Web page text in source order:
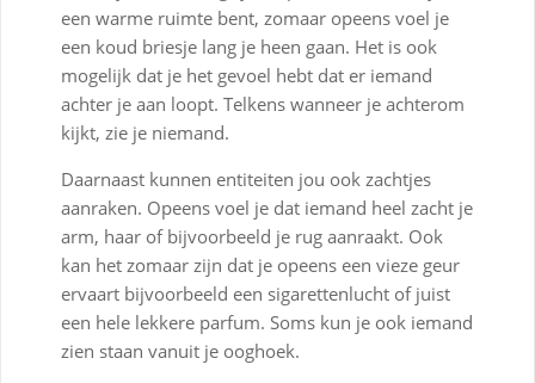
een warme ruimte bent, zomaar opeens voel je
een koud briesje lang je heen gaan. Het is ook
mogelijk dat je het gevoel hebt dat er iemand
achter je aan loopt. Telkens wanneer je achterom
kijkt, zie je niemand.
Daarnaast kunnen entiteiten jou ook zachtjes
aanraken. Opeens voel je dat iemand heel zacht je
arm, haar of bijvoorbeeld je rug aanraakt. Ook
kan het zomaar zijn dat je opeens een vieze geur
ervaart bijvoorbeeld een sigarettenlucht of juist
een hele lekkere parfum. Soms kun je ook iemand
zien staan vanuit je ooghoek.